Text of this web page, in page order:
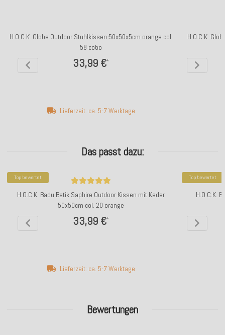
Bewertungen
H.O.C.K. Globe Outdoor Stuhlkissen 50x50x5cm orange col.
58 cobo
33,99 €*
Lieferzeit: ca. 5-7 Werktage
H.O.C.K.
Das passt dazu:
Top bewertet
H.O.C.K. Badu Batik Saphire Outdoor Kissen mit Keder
50x50cm col. 20 orange
33,99 €*
Lieferzeit: ca. 5-7 Werktage
Top bewertet
H.O.C.K.